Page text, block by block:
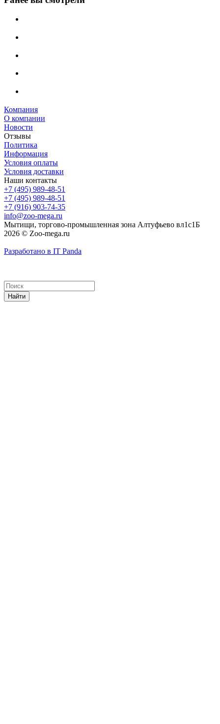
Компания
О компании
Новости
Отзывы
Политика
Информация
Условия оплаты
Условия доставки
Наши контакты
+7 (495) 989-48-51
+7 (495) 989-48-51
+7 (916) 903-74-35
info@zoo-mega.ru
Мытищи, торгово-промышленная зона Алтуфьево вл1с1Б
2026 © Zoo-mega.ru
Разработано в IT Panda
Найти